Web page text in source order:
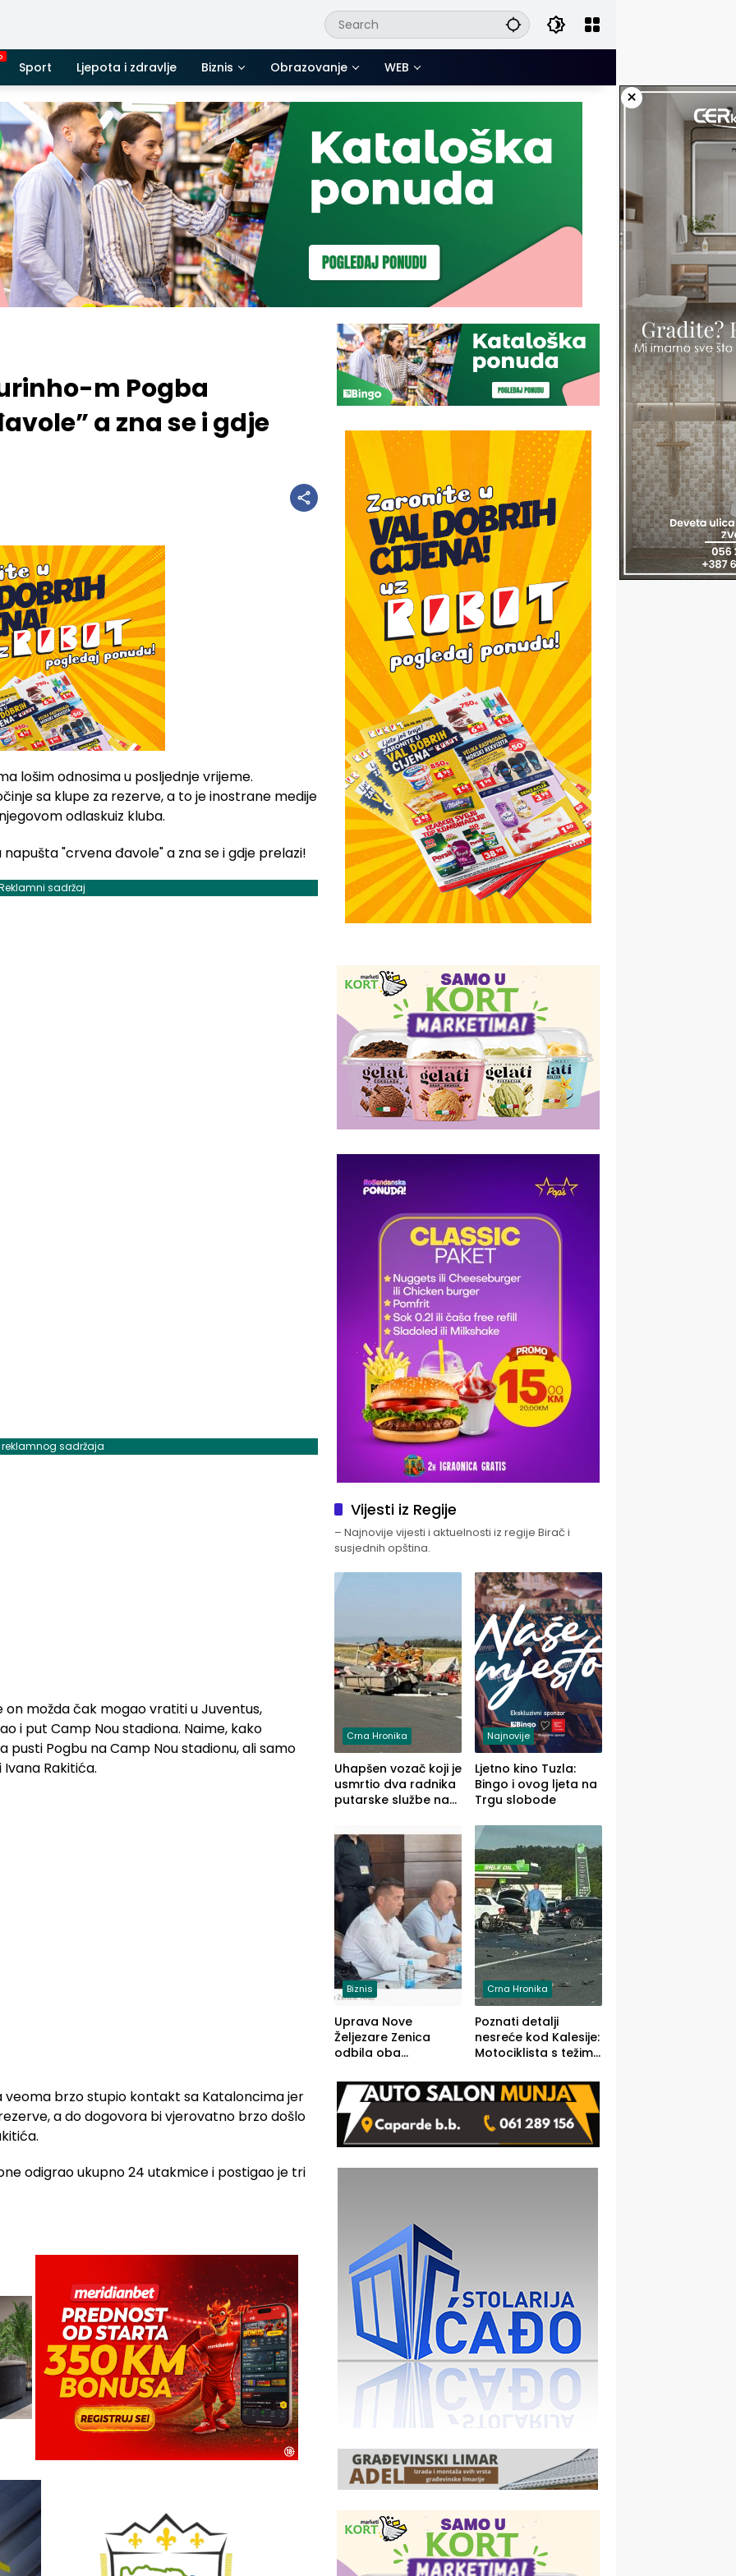
Sport Ljepota i zdravlje Biznis Obrazovanje WEB
×
m Pogba
a zna se i gdje
lošim odnosima u posljednje vrijeme.
sa klupe za rezerve, a to je inostrane medije
odlaskuiz kluba.
sadržaj
reklamnog sadržaja
možda čak mogao vratiti u Juventus,
i put Camp Nou stadiona. Naime, kako
pusti Pogbu na Camp Nou stadionu, ali samo
Rakitića.
veoma brzo stupio kontakt sa Kataloncima jer
a do dogovora bi vjerovatno brzo došlo
odigrao ukupno 24 utakmice i postigao je tri
Vijesti iz Regije
– Najnovije vijesti i aktuelnosti iz regije Birač i
susjednih opština.
Crna Hronika
Uhapšen vozač koji je
usmrtio dva radnika
putarske službe na
prema Šapcu
(FOTO)
Najnovije
Ljetno kino Tuzla:
Bingo i ovog ljeta na
Trgu slobode
Biznis
Uprava Nove
Željezare Zenica
odbila oba
FBiH: Ustrajni da je
stečaj jedino rješenje
Crna Hronika
Poznati detalji
nesreće kod Kalesije:
Motociklista s težim,
lakšim povredama